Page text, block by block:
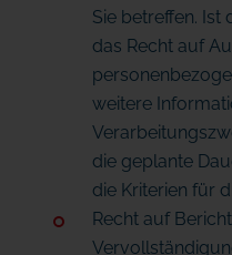
Sie betreffen. Ist
das Recht auf
weitere
die geplante
die Kriterien für
Recht auf